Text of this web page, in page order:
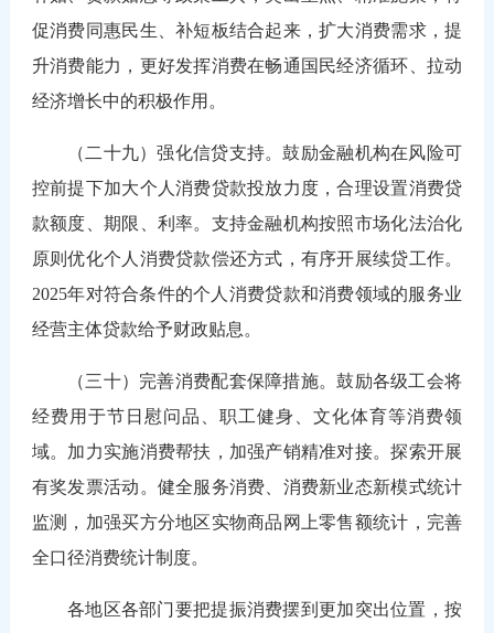
促消费同惠民生、补短板结合起来，扩大消费需求，提
升消费能力，更好发挥消费在畅通国民经济循环、拉动
经济增长中的积极作用。
（二十九）强化信贷支持。鼓励金融机构在风险可
控前提下加大个人消费贷款投放力度，合理设置消费贷
款额度、期限、利率。支持金融机构按照市场化法治化
原则优化个人消费贷款偿还方式，有序开展续贷工作。
2025年对符合条件的个人消费贷款和消费领域的服务业
经营主体贷款给予财政贴息。
（三十）完善消费配套保障措施。鼓励各级工会将
经费用于节日慰问品、职工健身、文化体育等消费领
域。加力实施消费帮扶，加强产销精准对接。探索开展
有奖发票活动。健全服务消费、消费新业态新模式统计
监测，加强买方分地区实物商品网上零售额统计，完善
全口径消费统计制度。
各地区各部门要把提振消费摆到更加突出位置，按